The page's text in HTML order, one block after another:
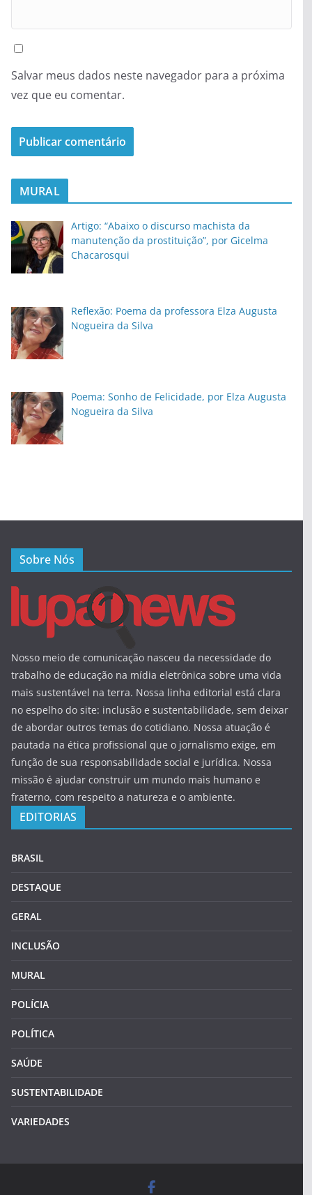
Salvar meus dados neste navegador para a próxima
vez que eu comentar.
MURAL
Artigo: “Abaixo o discurso machista da
manutenção da prostituição”, por Gicelma
Chacarosqui
Reflexão: Poema da professora Elza Augusta
Nogueira da Silva
Poema: Sonho de Felicidade, por Elza Augusta
Nogueira da Silva
Sobre Nós
Nosso meio de comunicação nasceu da necessidade do
trabalho de educação na mídia eletrônica sobre uma vida
mais sustentável na terra. Nossa linha editorial está clara
no espelho do site: inclusão e sustentabilidade, sem deixar
de abordar outros temas do cotidiano. Nossa atuação é
pautada na ética profissional que o jornalismo exige, em
função de sua responsabilidade social e jurídica. Nossa
missão é ajudar construir um mundo mais humano e
fraterno, com respeito a natureza e o ambiente.
EDITORIAS
BRASIL
DESTAQUE
GERAL
INCLUSÃO
MURAL
POLÍCIA
POLÍTICA
SAÚDE
SUSTENTABILIDADE
VARIEDADES